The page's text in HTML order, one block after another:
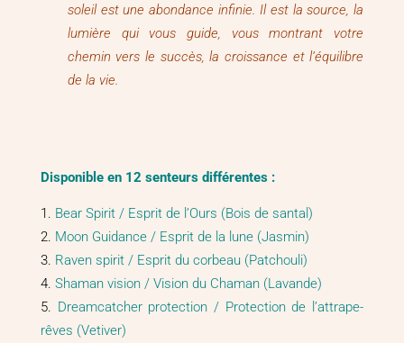
soleil est une abondance infinie. Il est la source, la
lumière qui vous guide, vous montrant votre
chemin vers le succès, la croissance et l’équilibre
de la vie.
Disponible en 12 senteurs différentes :
Bear Spirit / Esprit de l’Ours (Bois de santal)
Moon Guidance / Esprit de la lune (Jasmin)
Raven spirit / Esprit du corbeau (Patchouli)
Shaman vision / Vision du Chaman (Lavande)
Dreamcatcher protection / Protection de l’attrape-
rêves (Vetiver)